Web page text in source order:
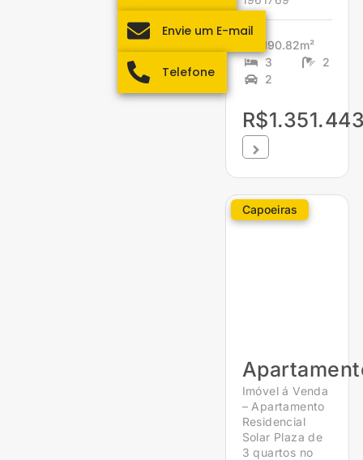
190.82m²
3
2
2
Capoeiras
Imóvel á Venda
– Apartamento
Residencial
Solar Plaza de
3 quartos no
Envie um E-mail
Telefone